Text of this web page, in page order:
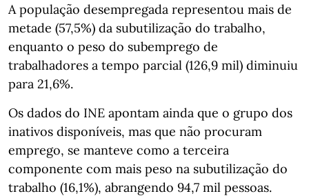
A população desempregada representou mais de
metade (57,5%) da subutilização do trabalho,
enquanto o peso do subemprego de
trabalhadores a tempo parcial (126,9 mil) diminuiu
para 21,6%.
Os dados do INE apontam ainda que o grupo dos
inativos disponíveis, mas que não procuram
emprego, se manteve como a terceira
componente com mais peso na subutilização do
trabalho (16,1%), abrangendo 94,7 mil pessoas.